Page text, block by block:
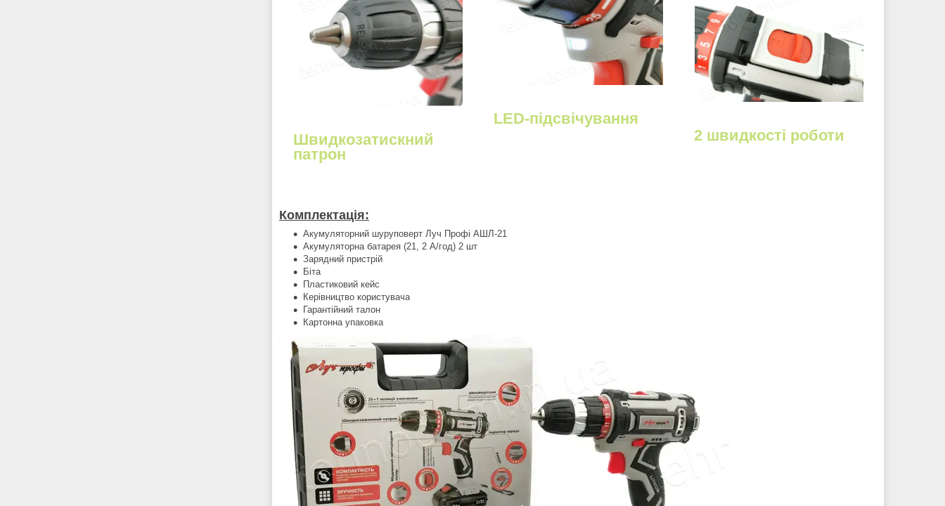
Швидкозатискний
патрон
LED-підсвічування
2 швидкості роботи
Комплектація:
Акумуляторний шуруповерт Луч Профі АШЛ-21
Акумуляторна батарея (21, 2 A/год) 2 шт
Зарядний пристрій
Біта
Пластиковий кейс
Керівництво користувача
Гарантійний талон
Картонна упаковка